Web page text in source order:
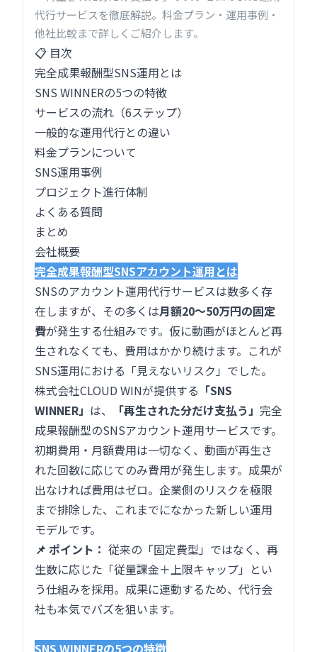
代行サービスを徹底解説。料金プラン・運用事例・
他社比較まで詳しくご紹介します。
📋 目次
完全成果報酬型SNS運用とは
SNS WINNERの5つの特徴
サービスの流れ（6ステップ）
一般的な運用代行との違い
料金プランについて
SNS運用事例
プロジェクト進行体制
よくある質問
まとめ
会社概要
完全成果報酬型SNSアカウント運用とは
SNSのアカウント運用代行サービスは数多く存
在しますが、その多くは月額20～50万円の固定
費が発生する仕組みです。仮に動画がほとんど再
生されなくても、費用はかかり続けます。これが
SNS運用における「見えないリスク」でした。
株式会社CLOUD WINが提供する 「SNS
WINNER」 は、 「再生された分だけ支払う」 完全
成果報酬型のSNSアカウント運用サービスです。
初期費用・月額費用は一切なく、動画が再生さ
れた回数に応じてのみ費用が発生します。成果が
出なければ費用はゼロ。企業側のリスクを極限
まで排除した、これまでになかった新しい運用
モデルです。
📌 ポイント： 従来の「固定費型」ではなく、再
生数に応じた「従量課金＋上限キャップ」とい
う仕組みを採用。成果に連動するため、代行会
社も本気でバズを狙います。
SNS WINNERの5つの特徴